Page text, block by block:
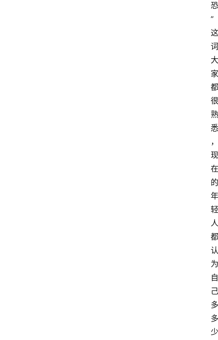
恐
”
这
词
大
家
都
很
熟
悉
，
现
在
的
年
轻
人
都
认
为
自
己
多
多
少